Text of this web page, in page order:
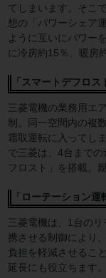
てしまいます。そこ
想の「パワーシェア
ように互いにパワー
に冷房約15％、暖房
「スマートデフロス
三菱電機の業務用エ
制。同一空間内の複
霜取運転に入ってし
で三菱は、4台まで
フロスト」を搭載。
「ローテーション運
三菱電機は、1台の
携させる制御により
負担を軽減させるこ
延長にも役立ちます。